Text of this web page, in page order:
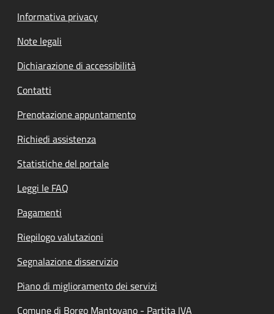
Informativa privacy
Note legali
Dichiarazione di accessibilità
Contatti
Prenotazione appuntamento
Richiedi assistenza
Statistiche del portale
Leggi le FAQ
Pagamenti
Riepilogo valutazioni
Segnalazione disservizio
Piano di miglioramento dei servizi
Comune di Borgo Mantovano - Partita IVA